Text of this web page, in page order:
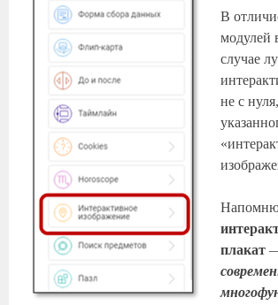
В
модулей
случае
не с
плакат